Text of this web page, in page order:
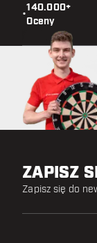
•
140.000+
Oceny
ZAPISZ
Zapisz się do